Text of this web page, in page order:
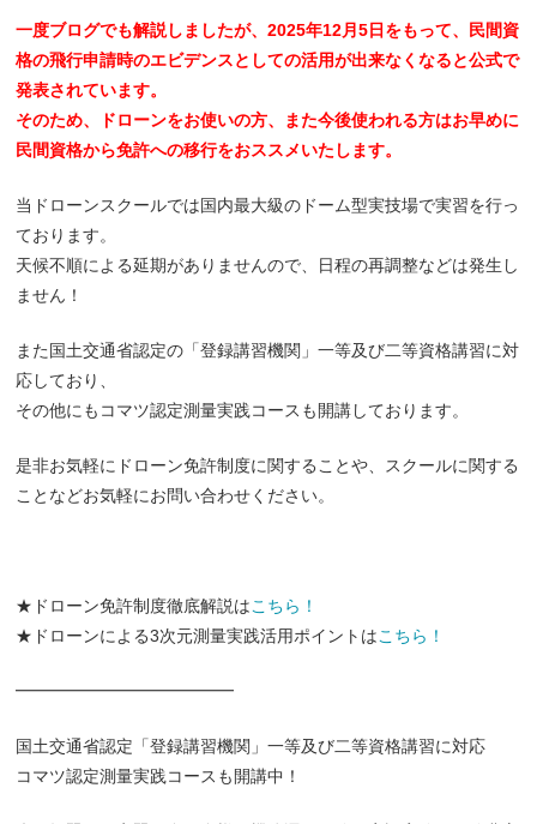
一度ブログでも解説しましたが、2025年12月5日をもって、民間資
格の飛行申請時のエビデンスとしての活用が出来なくなると公式で
発表されています。
そのため、ドローンをお使いの方、また今後使われる方はお早めに
民間資格から免許への移行をおススメいたします。
当ドローンスクールでは国内最大級のドーム型実技場で実習を行っ
ております。
天候不順による延期がありませんので、日程の再調整などは発生し
ません！
また国土交通省認定の「登録講習機関」一等及び二等資格講習に対
応しており、
その他にもコマツ認定測量実践コースも開講しております。
是非お気軽にドローン免許制度に関することや、スクールに関する
ことなどお気軽にお問い合わせください。
★ドローン免許制度徹底解説はこちら！
★ドローンによる3次元測量実践活用ポイントはこちら！
━━━━━━━━━━━━━
国土交通省認定「登録講習機関」一等及び二等資格講習に対応
コマツ認定測量実践コースも開講中！